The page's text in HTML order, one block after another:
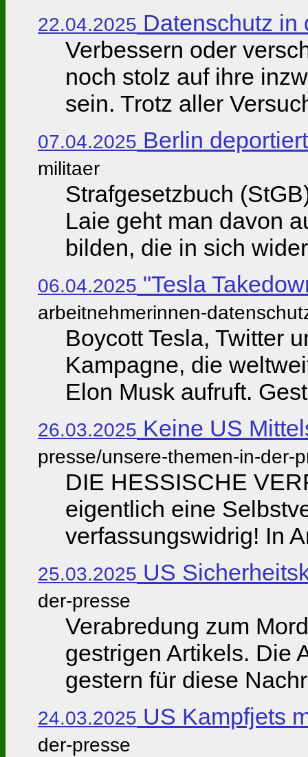
22.04.2025 Datenschutz in
Verbessern oder
noch stolz auf ihre
sein. Trotz aller
07.04.2025 Berlin
militaer
Strafgesetzbuch
Laie geht man davon
bilden, die in sich
06.04.2025 "Tesla
arbeitnehmerinnen-
Boycott Tesla, Twitter
Kampagne, die
Elon Musk aufruft.
26.03.2025 Keine US
presse/unsere-themen-in-der-
DIE HESSISCHE
eigentlich eine
verfassungswidrig! In
25.03.2025 US
der-presse
Verabredung zum
gestrigen Artikels. Die
gestern für diese
24.03.2025 US Kampfjets
der-presse